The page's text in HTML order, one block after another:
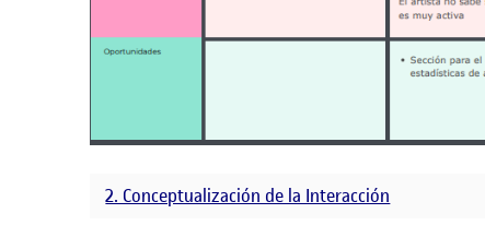
2. Conceptualización de la Interacción